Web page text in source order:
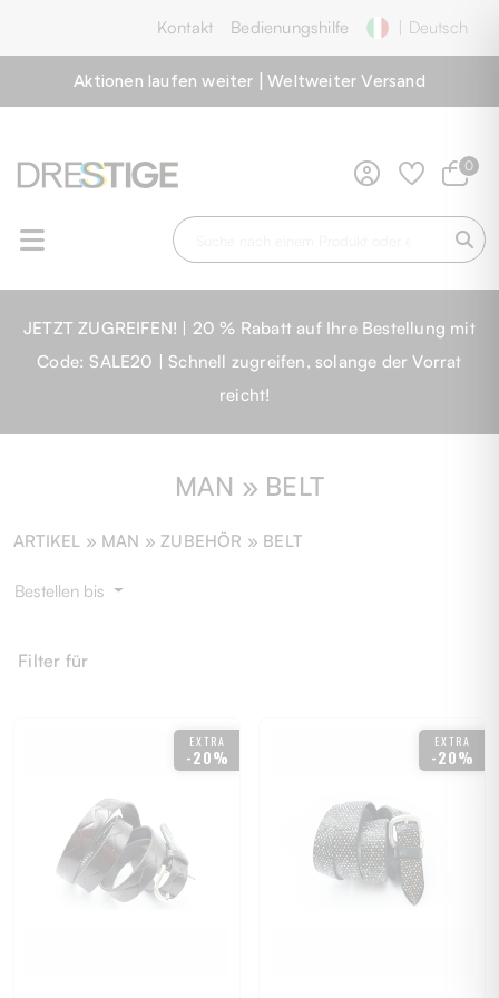
Kontakt Bedienungshilfe | Deutsch
Aktionen laufen weiter | Weltweiter Versand
0
JETZT ZUGREIFEN! | 20 % Rabatt auf Ihre Bestellung mit
Code: SALE20 | Schnell zugreifen, solange der Vorrat
reicht!
MAN » BELT
ARTIKEL » MAN » ZUBEHÖR » BELT
Bestellen bis
Filter für
EXTRA
-20%
EXTRA
-20%